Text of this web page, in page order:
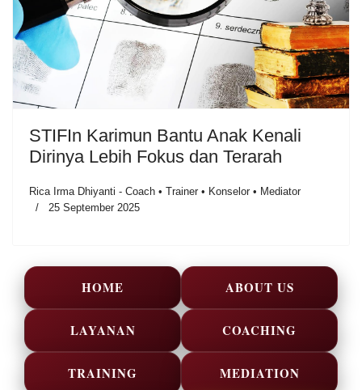
STIFIn Karimun Bantu Anak Kenali
Dirinya Lebih Fokus dan Terarah
Rica Irma Dhiyanti - Coach • Trainer • Konselor • Mediator
25 September 2025
HOME ABOUT US
LAYANAN COACHING
TRAINING MEDIATION